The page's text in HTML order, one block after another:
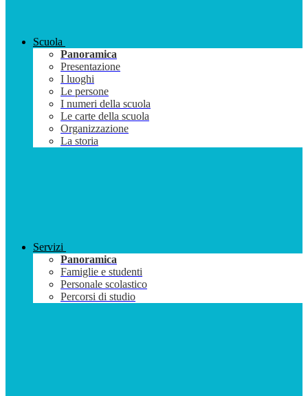
Scuola
Panoramica
Presentazione
I luoghi
Le persone
I numeri della scuola
Le carte della scuola
Organizzazione
La storia
Servizi
Panoramica
Famiglie e studenti
Personale scolastico
Percorsi di studio